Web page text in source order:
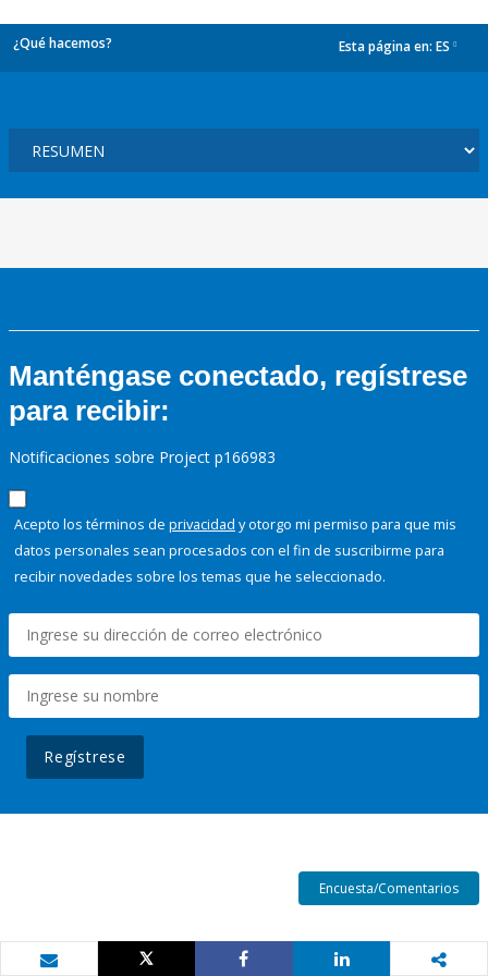
¿Qué hacemos? Esta página en: ES
Manténgase conectado, regístrese
para recibir:
Notificaciones sobre Project p166983
Acepto los términos de privacidad y otorgo mi permiso para que mis
datos personales sean procesados con el fin de suscribirme para
recibir novedades sobre los temas que he seleccionado.
Regístrese
Encuesta/Comentarios